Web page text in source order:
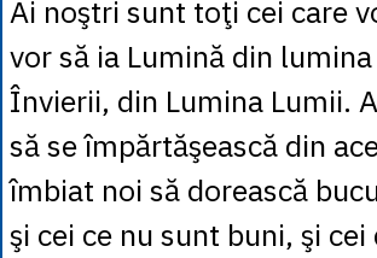
Ai noştri sunt toţi cei care
vor să ia Lumină din
Învierii, din Lumina Lumii.
să se împărtăşească din
îmbiat noi să dorească
şi cei ce nu sunt buni, şi